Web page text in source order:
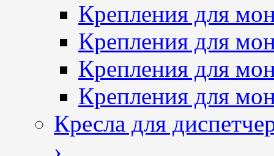
Крепления для
Крепления для
Крепления для
Крепления для
Кресла для